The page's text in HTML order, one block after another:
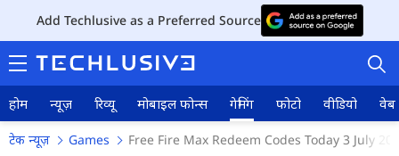
Add Techlusive as a Preferred Source
होम न्यूज़ रिव्यू मोबाइल फोन्स गेमिंग फोटो वीडियो वेब
टेक न्यूज़ Games Free Fire Max Redeem Codes Today 3 July